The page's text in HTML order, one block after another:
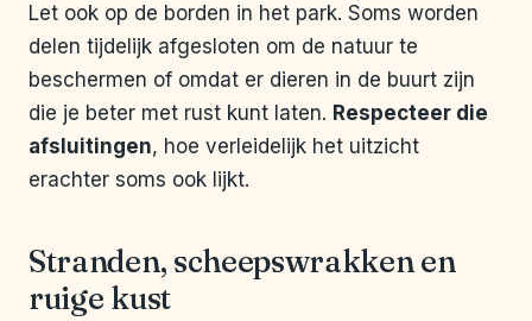
Let ook op de borden in het park. Soms worden
delen tijdelijk afgesloten om de natuur te
beschermen of omdat er dieren in de buurt zijn
die je beter met rust kunt laten. Respecteer die
afsluitingen, hoe verleidelijk het uitzicht
erachter soms ook lijkt.
Stranden, scheepswrakken en
ruige kust